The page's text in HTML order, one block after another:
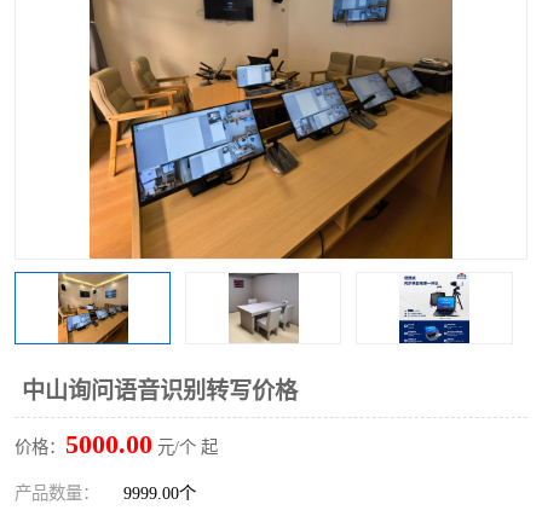
中山询问语音识别转写价格
价格： 5000.00 元/个 起
产品数量： 9999.00个